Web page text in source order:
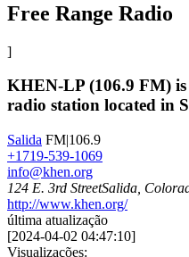
Free Range Radio
]
KHEN-LP (106.9 FM)
radio station located in
Salida FM|106.9
+1719-539-1069
info@khen.org
124 E. 3rd StreetSalida,
http://www.khen.org/
última atualização
[2024-04-02 04:47:10]
Visualizações: